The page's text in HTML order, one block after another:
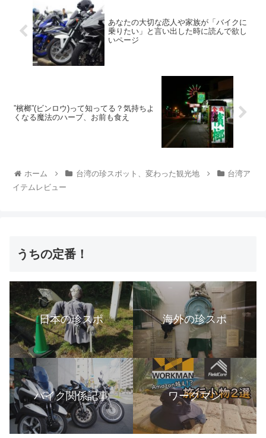
あなたの大切な恋人や家族が「バイクに
乗りたい」と言い出した時に読んで欲し
いページ
”檳榔”(ビンロウ)って知ってる？気持ちよ
くなる魔法のハーブ、お前も食え
ホーム 台湾の珍スポット、変わった観光地
台湾ア
イテムレビュー
うちの定番！
日本の珍スポ 海外の珍スポ
バイク関係記事 ワークマン